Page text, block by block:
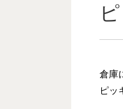
倉庫
ピッ